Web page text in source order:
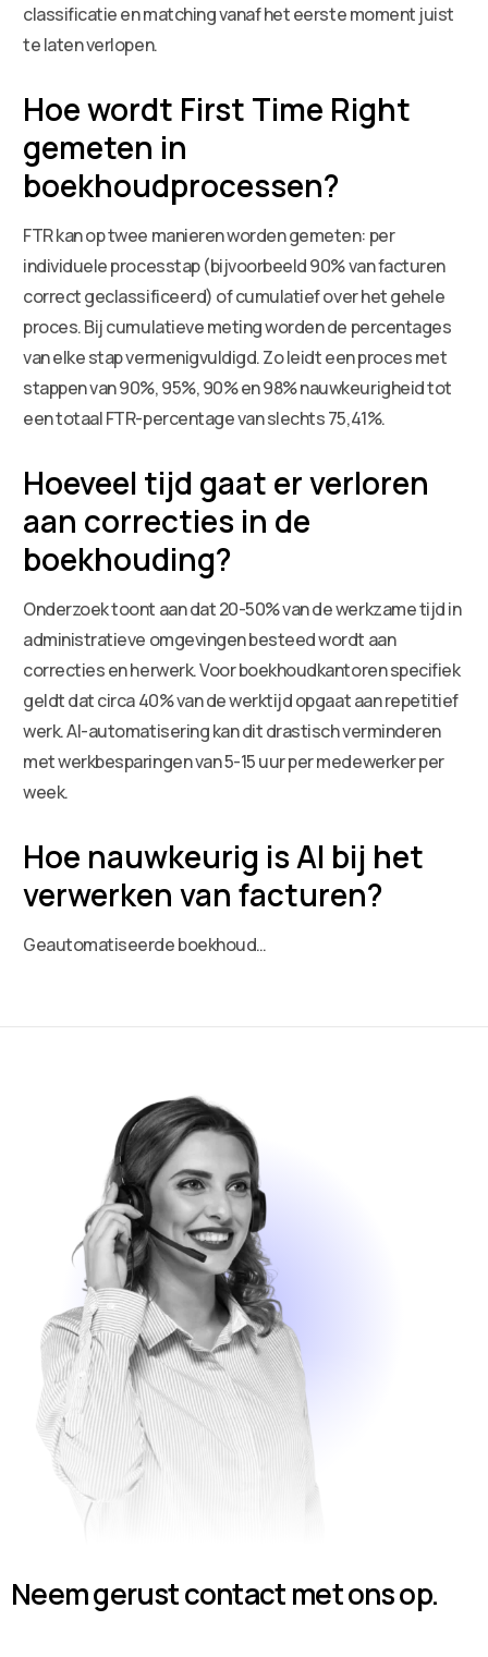
classificatie en matching vanaf het eerste moment juist
te laten verlopen.
Hoe wordt First Time Right
gemeten in
boekhoudprocessen?
FTR kan op twee manieren worden gemeten: per
individuele processtap (bijvoorbeeld 90% van facturen
correct geclassificeerd) of cumulatief over het gehele
proces. Bij cumulatieve meting worden de percentages
van elke stap vermenigvuldigd. Zo leidt een proces met
stappen van 90%, 95%, 90% en 98% nauwkeurigheid tot
een totaal FTR-percentage van slechts 75,41%.
Hoeveel tijd gaat er verloren
aan correcties in de
boekhouding?
Onderzoek toont aan dat 20-50% van de werkzame tijd in
administratieve omgevingen besteed wordt aan
correcties en herwerk. Voor boekhoudkantoren specifiek
geldt dat circa 40% van de werktijd opgaat aan repetitief
werk. AI-automatisering kan dit drastisch verminderen
met werkbesparingen van 5-15 uur per medewerker per
week.
Hoe nauwkeurig is AI bij het
verwerken van facturen?
Geautomatiseerde boekhoud…
Neem gerust contact met ons op.